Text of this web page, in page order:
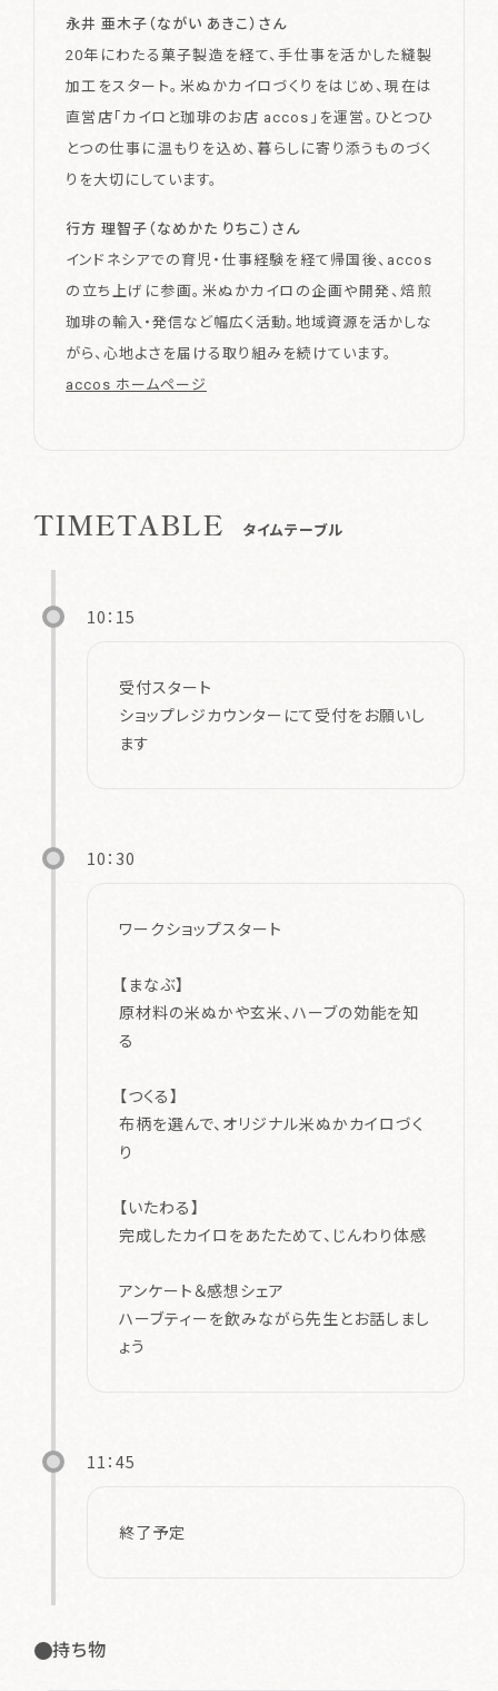
永井 亜木子（ながい あきこ）さん
20年にわたる菓子製造を経て、手仕事を活かした縫製
加工をスタート。米ぬかカイロづくりをはじめ、現在は
直営店「カイロと珈琲のお店 accos」を運営。ひとつひ
とつの仕事に温もりを込め、暮らしに寄り添うものづく
りを大切にしています。
行方 理智子（なめかた りちこ）さん
インドネシアでの育児・仕事経験を経て帰国後、accos
の立ち上げに参画。米ぬかカイロの企画や開発、焙煎
珈琲の輸入・発信など幅広く活動。地域資源を活かしな
がら、心地よさを届ける取り組みを続けています。
accos ホームページ
TIMETABLE タイムテーブル
10：15
受付スタート
ショップレジカウンターにて受付をお願いし
ます
10：30
ワークショップスタート
【まなぶ】
原材料の米ぬかや玄米、ハーブの効能を知
る
【つくる】
布柄を選んで、オリジナル米ぬかカイロづく
り
【いたわる】
完成したカイロをあたためて、じんわり体感
アンケート＆感想シェア
ハーブティーを飲みながら先生とお話しまし
ょう
11：45
終了予定
持ち物